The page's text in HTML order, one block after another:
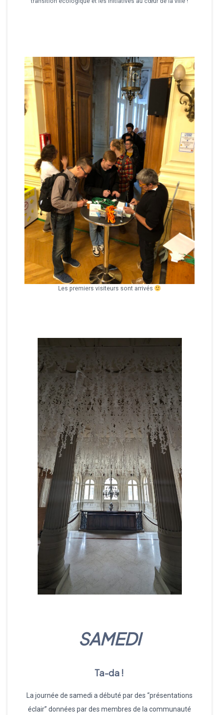
Les premiers visiteurs sont arrivés
SAMEDI
Ta-da !
La journée de samedi a débuté par des “présentations
éclair” données par des membres de la communauté